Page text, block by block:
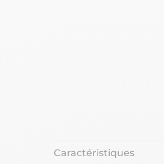
Caractéristiques